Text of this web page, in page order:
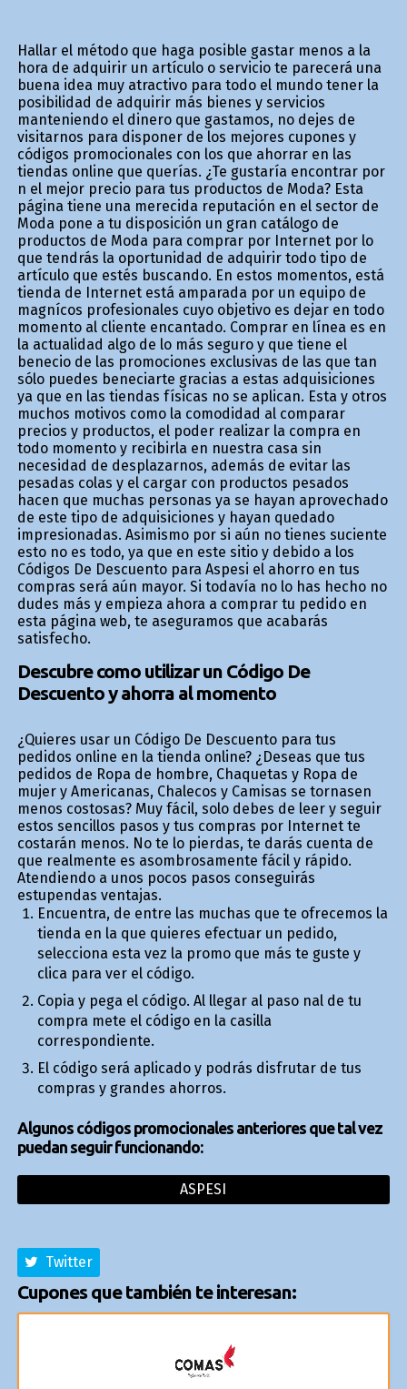
Hallar el método que haga posible gastar menos a la
hora de adquirir un artículo o servicio te parecerá una
buena idea muy atractivo para todo el mundo tener la
posibilidad de adquirir más bienes y servicios
manteniendo el dinero que gastamos, no dejes de
visitarnos para disponer de los mejores cupones y
códigos promocionales con los que ahorrar en las
tiendas online que querías. ¿Te gustaría encontrar por
fin el mejor precio para tus productos de Moda? Esta
página tiene una merecida reputación en el sector de
Moda pone a tu disposición un gran catálogo de
productos de Moda para comprar por Internet por lo
que tendrás la oportunidad de adquirir todo tipo de
artículo que estés buscando. En estos momentos, está
tienda de Internet está amparada por un equipo de
magníficos profesionales cuyo objetivo es dejar en todo
momento al cliente encantado. Comprar en línea es en
la actualidad algo de lo más seguro y que tiene el
beneficio de las promociones exclusivas de las que tan
sólo puedes beneficiarte gracias a estas adquisiciones
ya que en las tiendas físicas no se aplican. Esta y otros
muchos motivos como la comodidad al comparar
precios y productos, el poder realizar la compra en
todo momento y recibirla en nuestra casa sin
necesidad de desplazarnos, además de evitar las
pesadas colas y el cargar con productos pesados
hacen que muchas personas ya se hayan aprovechado
de este tipo de adquisiciones y hayan quedado
impresionadas. Asimismo por si aún no tienes suficiente
esto no es todo, ya que en este sitio y debido a los
Códigos De Descuento para Aspesi el ahorro en tus
compras será aún mayor. Si todavía no lo has hecho no
dudes más y empieza ahora a comprar tu pedido en
esta página web, te aseguramos que acabarás
satisfecho.
Descubre como utilizar un Código De
Descuento y ahorra al momento
¿Quieres usar un Código De Descuento para tus
pedidos online en la tienda online? ¿Deseas que tus
pedidos de Ropa de hombre, Chaquetas y Ropa de
mujer y Americanas, Chalecos y Camisas se tornasen
menos costosas? Muy fácil, solo debes de leer y seguir
estos sencillos pasos y tus compras por Internet te
costarán menos. No te lo pierdas, te darás cuenta de
que realmente es asombrosamente fácil y rápido.
Atendiendo a unos pocos pasos conseguirás
estupendas ventajas.
Encuentra, de entre las muchas que te ofrecemos la
tienda en la que quieres efectuar un pedido,
selecciona esta vez la promo que más te guste y
clica para ver el código.
Copia y pega el código. Al llegar al paso final de tu
compra mete el código en la casilla
correspondiente.
El código será aplicado y podrás disfrutar de tus
compras y grandes ahorros.
Algunos códigos promocionales anteriores que tal vez
puedan seguir funcionando:
ASPESI
Twitter
Cupones que también te interesan: